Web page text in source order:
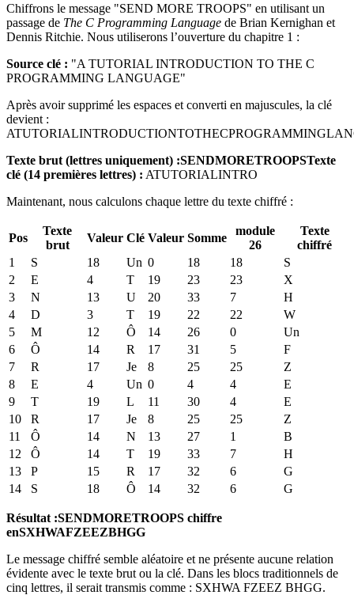
Chiffrons le message "SEND MORE TROOPS" en utilisant un
passage de The C Programming Language de Brian Kernighan et
Dennis Ritchie. Nous utiliserons l’ouverture du chapitre 1 :
Source clé : "A TUTORIAL INTRODUCTION TO THE C
PROGRAMMING LANGUAGE"
Après avoir supprimé les espaces et converti en majuscules, la clé
devient :
Texte brut (lettres uniquement) :SENDMORETROOPSTexte
clé (14 premières lettres) : ATUTORIALINTRO
Maintenant, nous calculons chaque lettre du texte chiffré :
Pos
Texte
brut
Valeur Clé Valeur Somme
module
26
Texte
chiffré
1
S 18 Un 0 18 18
S
2
E 4 T 19 23 23
X
3
N 13 U 20 33 7
H
4
D 3 T 19 22 22
W
5
M 12 Ô 14 26 0
Un
6
Ô 14 R 17 31 5
F
7
R 17 Je 8 25 25
Z
8
E 4 Un 0 4 4
E
9
T 19 L 11 30 4
E
10
R 17 Je 8 25 25
Z
11
Ô 14 N 13 27 1
B
12
Ô 14 T 19 33 7
H
13
P 15 R 17 32 6
G
14
S 18 Ô 14 32 6 G
Résultat :SENDMORETROOPS chiffre
enSXHWAFZEEZBHGG
Le message chiffré semble aléatoire et ne présente aucune relation
évidente avec le texte brut ou la clé. Dans les blocs traditionnels de
cinq lettres, il serait transmis comme : SXHWA FZEEZ BHGG.